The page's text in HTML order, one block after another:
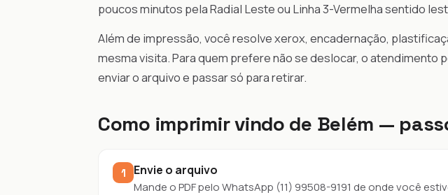
poucos minutos pela Radial Leste ou Linha 3-Vermelha sentido
Além de impressão, você resolve xerox, encadernação,
mesma visita. Para quem prefere não se deslocar, o atendimento
enviar o arquivo e passar só para retirar.
Como imprimir vindo de Belém —
1 Envie o arquivo
Mande o PDF pelo WhatsApp (11) 99508-9191 de onde você